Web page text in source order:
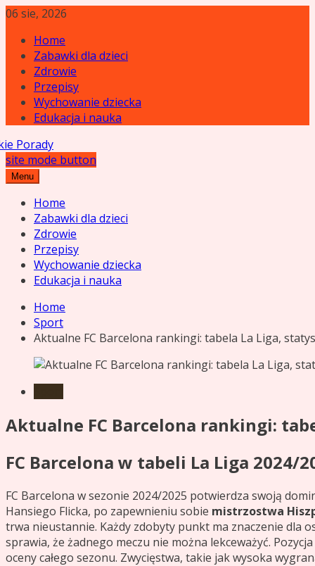
Skip
content
06 sie, 2026
Home
Zabawki dla dzieci
Zdrowie
Przepisy
Wychowanie dziecka
Edukacja i nauka
Porady
site mode button
Menu
Home
Zabawki dla dzieci
Zdrowie
Przepisy
Wychowanie dziecka
Edukacja i nauka
Home
Sport
Aktualne FC Barcelona rankingi: tabela La Liga,
Aktualne FC Barcelona rankingi:
FC Barcelona w tabeli La Liga 2024/
FC Barcelona w sezonie 2024/2025 potwierdza swoją
Hansiego Flicka, po zapewnieniu sobie mistrzostwa
trwa nieustannie. Każdy zdobyty punkt ma znaczenie dla
sprawia, że żadnego meczu nie można lekceważyć.
oceny całego sezonu. Zwycięstwa, takie jak wysoka